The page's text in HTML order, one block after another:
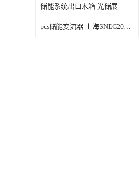
储能系统出口木箱 光储展
pcs储能变流器 上海SNEC2023光伏展